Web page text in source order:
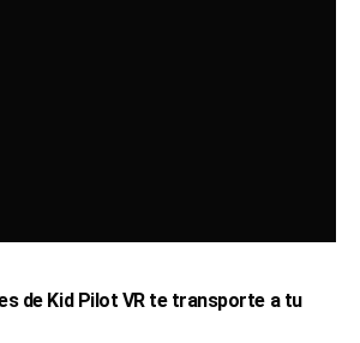
de Kid Pilot VR te transporte a tu